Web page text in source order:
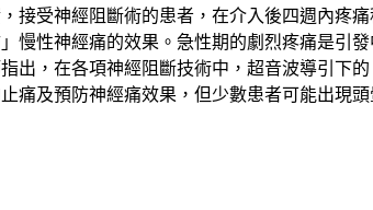
受神經阻斷術的患者，在介入後四週內疼
性神經痛的效果。急性期的劇烈疼痛是引
，在各項神經阻斷技術中，超音波導引下
及預防神經痛效果，但少數患者可能出現